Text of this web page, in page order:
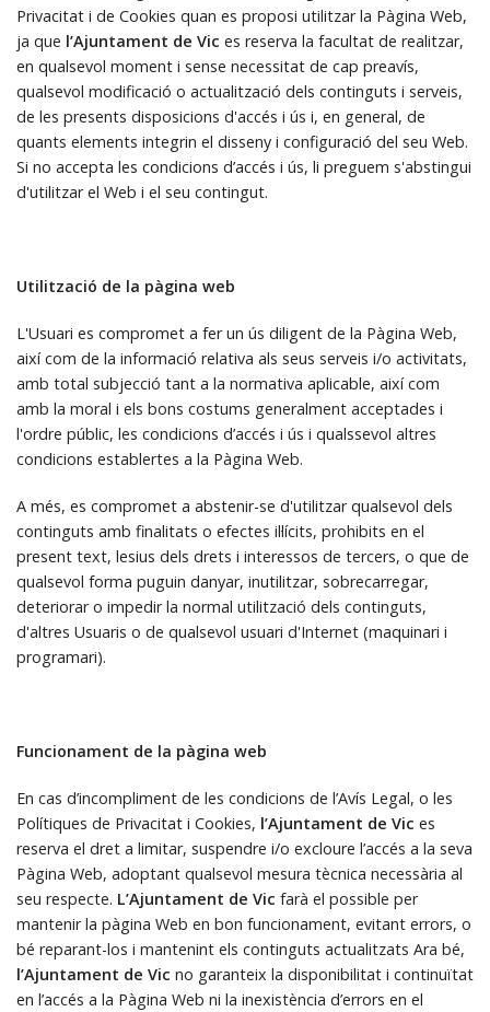
Privacitat i de Cookies quan es proposi utilitzar la Pàgina Web,
ja que l’Ajuntament de Vic es reserva la facultat de realitzar,
en qualsevol moment i sense necessitat de cap preavís,
qualsevol modificació o actualització dels continguts i serveis,
de les presents disposicions d'accés i ús i, en general, de
quants elements integrin el disseny i configuració del seu Web.
Si no accepta les condicions d’accés i ús, li preguem s'abstingui
d'utilitzar el Web i el seu contingut.
Utilització de la pàgina web
L'Usuari es compromet a fer un ús diligent de la Pàgina Web,
així com de la informació relativa als seus serveis i/o activitats,
amb total subjecció tant a la normativa aplicable, així com
amb la moral i els bons costums generalment acceptades i
l'ordre públic, les condicions d’accés i ús i qualssevol altres
condicions establertes a la Pàgina Web.
A més, es compromet a abstenir-se d'utilitzar qualsevol dels
continguts amb finalitats o efectes il·lícits, prohibits en el
present text, lesius dels drets i interessos de tercers, o que de
qualsevol forma puguin danyar, inutilitzar, sobrecarregar,
deteriorar o impedir la normal utilització dels continguts,
d'altres Usuaris o de qualsevol usuari d'Internet (maquinari i
programari).
Funcionament de la pàgina web
En cas d’incompliment de les condicions de l’Avís Legal, o les
Polítiques de Privacitat i Cookies, l’Ajuntament de Vic es
reserva el dret a limitar, suspendre i/o excloure l’accés a la seva
Pàgina Web, adoptant qualsevol mesura tècnica necessària al
seu respecte. L’Ajuntament de Vic farà el possible per
mantenir la pàgina Web en bon funcionament, evitant errors, o
bé reparant-los i mantenint els continguts actualitzats Ara bé,
l’Ajuntament de Vic no garanteix la disponibilitat i continuïtat
en l’accés a la Pàgina Web ni la inexistència d’errors en el